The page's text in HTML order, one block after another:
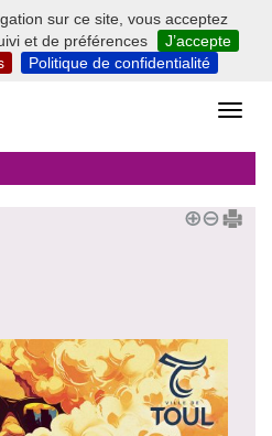
sur ce site, vous acceptez
et de préférences
J’accepte
Politique de confidentialité